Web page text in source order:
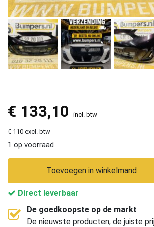
€ 133,10 incl. btw
€ 110 excl. btw
1 op voorraad
Toevoegen in winkelmand
Direct leverbaar
De goedkoopste op de markt
De nieuwste producten, de juiste